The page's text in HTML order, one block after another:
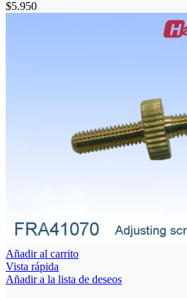
$5.950
Añadir al carrito
Vista rápida
Añadir a la lista de deseos